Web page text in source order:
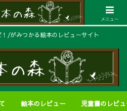
/がみつかる絵本のレビューサイト
絵本のレビュー 児童書のレビ
メニュー